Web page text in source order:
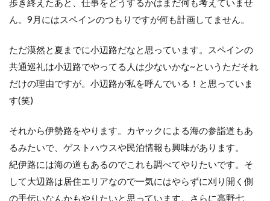
歩き終えたあと、仕事をどうするかはまだ何も考えていませ
ん。9月にはスペインのつもりですが何も計画してません。
ただ漠然と夏までに小辺路だなと思っています。スペインの
共通巡礼は小辺路でやってる人は少ないかな~というただそれ
だけの理由ですが。小辺路が私を呼んでいる！と思っていま
す(笑)
それから伊勢路をやります。カヤックによる海の参詣道もあ
るみたいで、ゲストハウスや民泊情報も興味があります。
紀伊路には海の道もあるのでこれも調べてやりたいです。そ
して大辺路は居住エリアなので一気にはやらずに刈り開く側
の手伝いなんかもやりたいと思っています。さらに高野七